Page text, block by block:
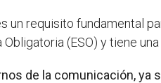
requisito fundamental
(ESO) y tiene
de la comunicación, ya